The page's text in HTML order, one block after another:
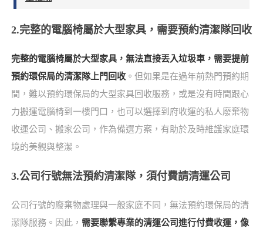
2.完整的電腦椅屬於大型家具，需要預約清潔隊回收
完整的電腦椅屬於大型家具，無法直接丟入垃圾車，需要提前
預約環保局的清潔隊上門回收。但如果是在過年前熱門預約期
間，難以預約環保局的大型家具回收服務，或是沒有時間跟心
力搬運電腦椅到一樓門口，也可以選擇到府收運的私人廢棄物
收運公司、搬家公司，作為備選方案，有助於及時維護家庭環
境的美觀與整潔。
3.公司行號無法預約清潔隊，須付費請清運公司
公司行號的廢棄物處理與一般家庭不同，無法預約環保局的清
潔隊服務。因此， 需要聯繫專業的清運公司進行付費收運，像